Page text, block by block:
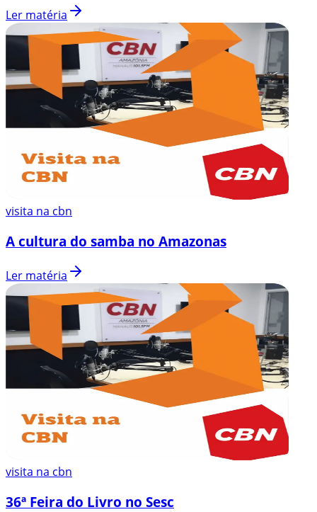
Ler matéria
visita na cbn
A cultura do samba no Amazonas
Ler matéria
visita na cbn
36ª Feira do Livro no Sesc